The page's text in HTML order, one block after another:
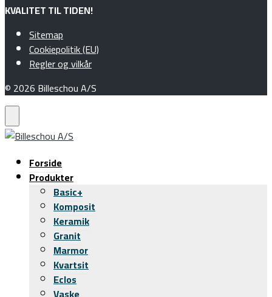
KVALITET TIL TIDEN!
Sitemap
Cookiepolitik (EU)
Regler og vilkår
© 2026 Billeschou A/S
Forside
Produkter
Basic+
Komposit
Keramik
Granit
Marmor
Kvartsit
Eclos